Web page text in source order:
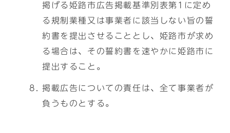
掲げる姫路市広告掲載基準別表第1に定め
る規制業種又は事業者に該当しない旨の誓
約書を提出させることとし、姫路市が求め
る場合は、その誓約書を速やかに姫路市に
提出すること。
掲載広告についての責任は、全て事業者が
負うものとする。